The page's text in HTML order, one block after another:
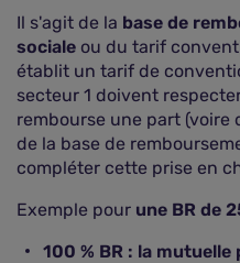
Il s'agit de la base de
sociale ou du tarif
établit un tarif de
secteur 1 doivent
rembourse une part (voire
de la base de
compléter cette prise en
Exemple pour une BR de
100 % BR : la